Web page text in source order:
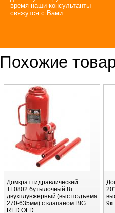
время наши консультанты
свяжутся с Вами.
Похожие
Домкрат гидравлический
TF0802 бутылочный 8т
двухплунжерный (выс.подъема
270-635мм) с клапаном BIG
RED OLD